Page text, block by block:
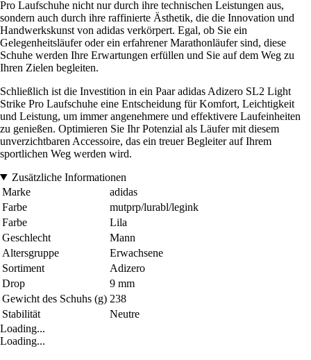
Pro Laufschuhe nicht nur durch ihre technischen Leistungen aus,
sondern auch durch ihre raffinierte Ästhetik, die die Innovation und
Handwerkskunst von adidas verkörpert. Egal, ob Sie ein
Gelegenheitsläufer oder ein erfahrener Marathonläufer sind, diese
Schuhe werden Ihre Erwartungen erfüllen und Sie auf dem Weg zu
Ihren Zielen begleiten.
Schließlich ist die Investition in ein Paar adidas Adizero SL2 Light
Strike Pro Laufschuhe eine Entscheidung für Komfort, Leichtigkeit
und Leistung, um immer angenehmere und effektivere Laufeinheiten
zu genießen. Optimieren Sie Ihr Potenzial als Läufer mit diesem
unverzichtbaren Accessoire, das ein treuer Begleiter auf Ihrem
sportlichen Weg werden wird.
Zusätzliche Informationen
Marke
adidas
Farbe
mutprp/lurabl/legink
Farbe
Lila
Geschlecht
Mann
Altersgruppe
Erwachsene
Sortiment
Adizero
Drop
9 mm
Gewicht des Schuhs (g) 238
Stabilität
Neutre
Loading...
Loading...